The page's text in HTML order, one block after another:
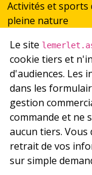
Activités et sports
pleine nature
découverte
Accueil de groupes
Emploi
Recrutement
Les offres
réseau
© 1981-2026
Merlet
Le site
cookie tiers et
d'audiences. Les
dans les
gestion
commande et ne
aucun tiers.
retrait de vos
sur simple